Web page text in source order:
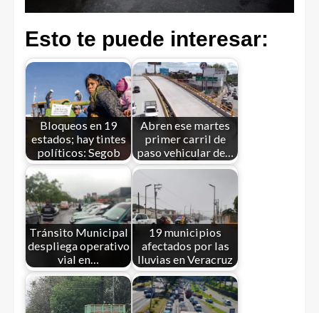
Esto te puede interesar:
Bloqueos en 19
estados; hay tintes
políticos: Segob
Abren ese martes
primer carril de
paso vehicular de…
Tránsito Municipal
despliega operativo
vial en…
19 municipios
afectados por las
lluvias en Veracruz